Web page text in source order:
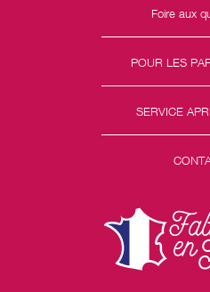
Foire aux
POUR LES
SERVICE